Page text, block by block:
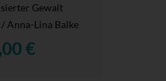
Gewalt
Anna-Lina Balke
€